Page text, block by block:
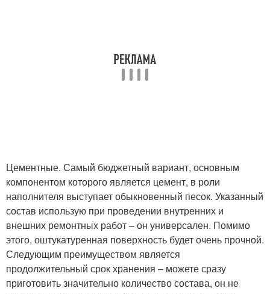
Цементные. Самый бюджетный вариант, основным
компонентом которого является цемент, в роли
наполнителя выступает обыкновенный песок. Указанный
состав использую при проведении внутренних и
внешних ремонтных работ – он универсален. Помимо
этого, оштукатуренная поверхность будет очень прочной.
Следующим преимуществом является
продолжительный срок хранения – можете сразу
приготовить значительно количество состава, он не